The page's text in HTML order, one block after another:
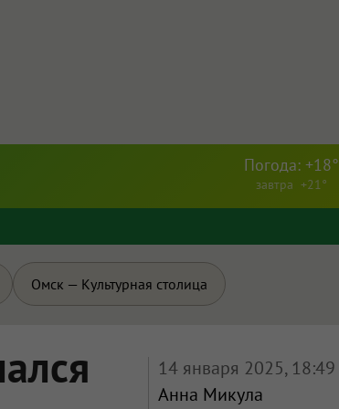
Погода: +18°
завтра +21°
Омск — Культурная столица
14 января 2025, 18:49
Анна Микула